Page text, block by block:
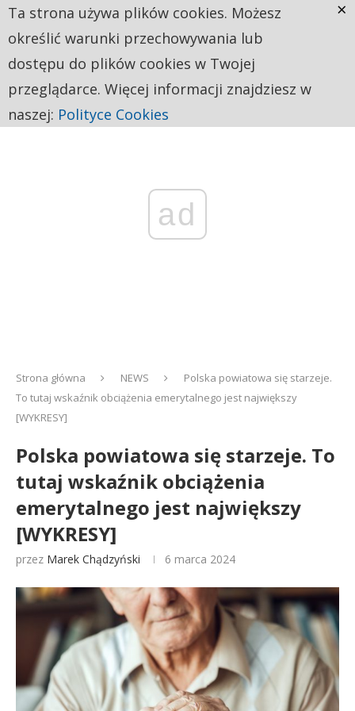
ad
Strona główna NEWS
Polska powiatowa się starzeje.
To tutaj wskaźnik obciążenia emerytalnego jest największy
[WYKRESY]
Polska powiatowa się starzeje. To
tutaj wskaźnik obciążenia
emerytalnego jest największy
[WYKRESY]
przez Marek Chądzyński 6 marca 2024
Ta strona używa plików cookies. Możesz
określić warunki przechowywania lub
dostępu do plików cookies w Twojej
przeglądarce. Więcej informacji znajdziesz w
naszej: Polityce Cookies
×